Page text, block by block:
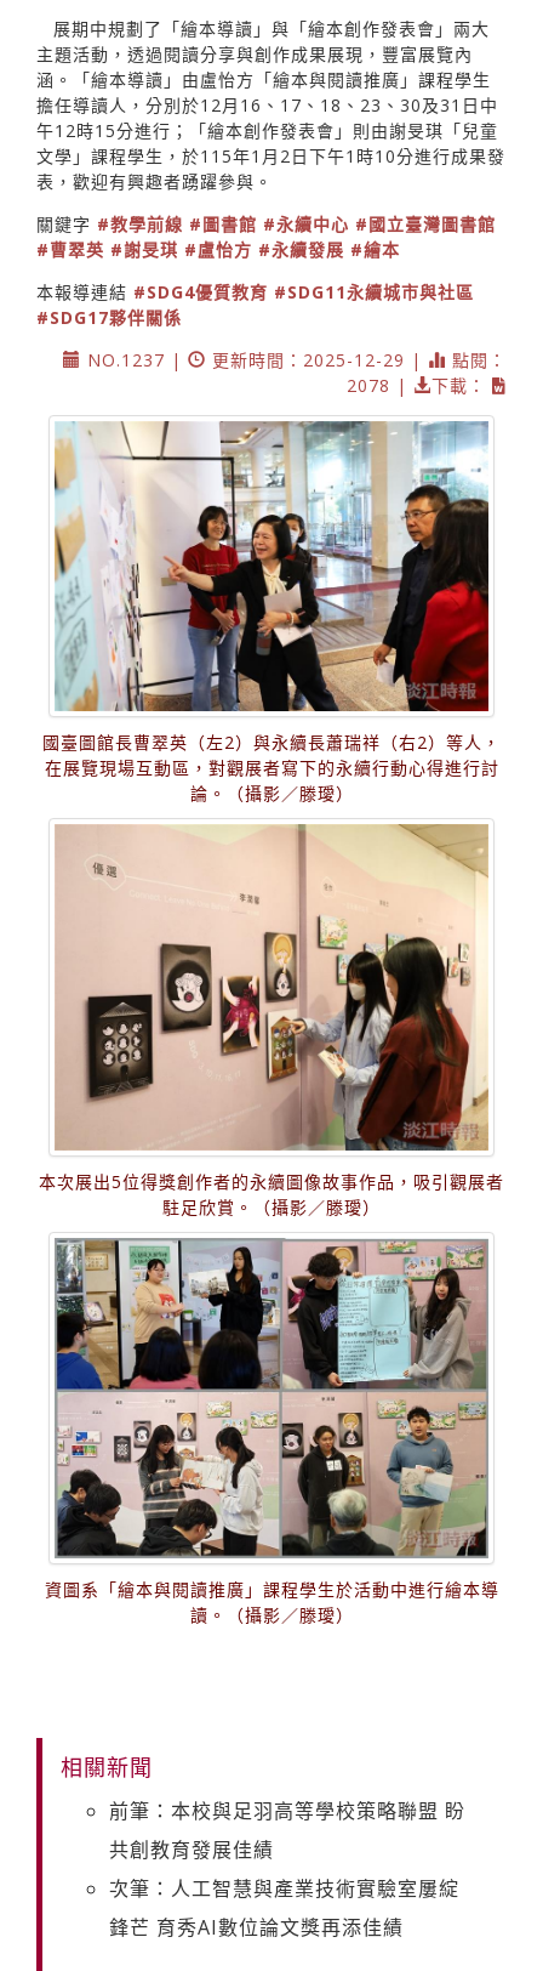
展期中規劃了「繪本導讀」與「繪本創作發表會」兩大
主題活動，透過閱讀分享與創作成果展現，豐富展覽內
涵。「繪本導讀」由盧怡方「繪本與閱讀推廣」課程學生
擔任導讀人，分別於12月16、17、18、23、30及31日中
午12時15分進行；「繪本創作發表會」則由謝旻琪「兒童
文學」課程學生，於115年1月2日下午1時10分進行成果發
表，歡迎有興趣者踴躍參與。
關鍵字 #教學前線 #圖書館 #永續中心 #國立臺灣圖書館
#曹翠英 #謝旻琪 #盧怡方 #永續發展 #繪本
本報導連結 #SDG4優質教育 #SDG11永續城市與社區
#SDG17夥伴關係
NO.1237 |
更新時間：2025-12-29 |
點閱：
2078 |
下載：
國臺圖館長曹翠英（左2）與永續長蕭瑞祥（右2）等人，
在展覽現場互動區，對觀展者寫下的永續行動心得進行討
論。（攝影／滕璦）
本次展出5位得獎創作者的永續圖像故事作品，吸引觀展者
駐足欣賞。（攝影／滕璦）
資圖系「繪本與閱讀推廣」課程學生於活動中進行繪本導
讀。（攝影／滕璦）
相關新聞
前筆：本校與足羽高等學校策略聯盟 盼
共創教育發展佳績
次筆：人工智慧與產業技術實驗室屢綻
鋒芒 育秀AI數位論文獎再添佳績